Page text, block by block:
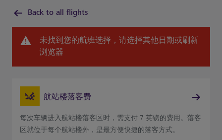
Back to all flights
未找到您的航班选择，请选择其他日期或刷新
浏览器
航站楼落客费
每次车辆进入航站楼落客区时，需支付 7 英镑的费用。落客
区就位于每个航站楼外，是最方便快捷的落客方式。